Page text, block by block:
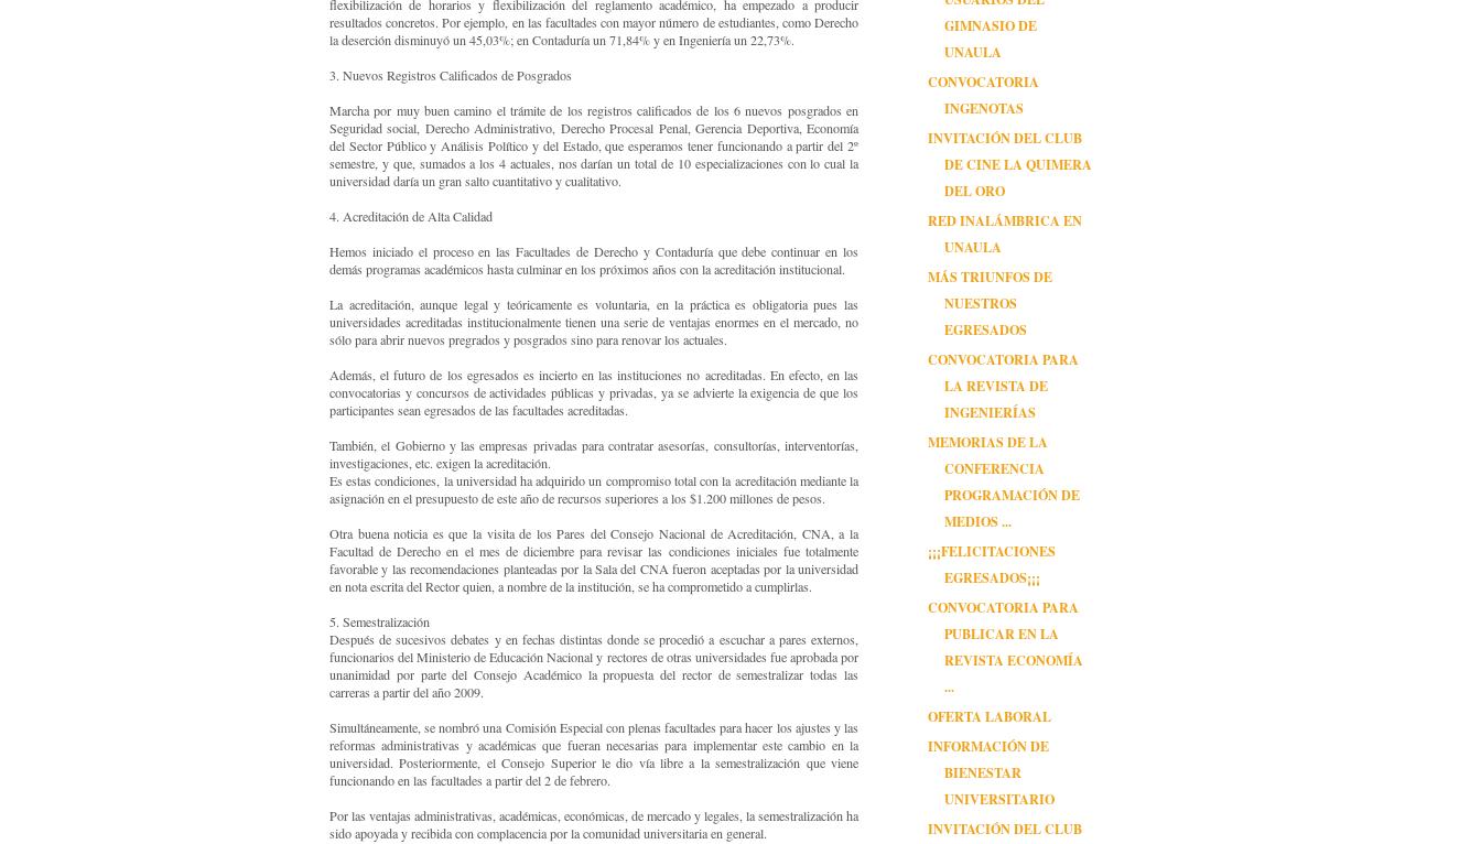
flexibilización de horarios y flexibilización del reglamento académico, ha empezado a producir
resultados concretos. Por ejemplo, en las facultades con mayor número de estudiantes, como Derecho
la deserción disminuyó un 45,03%; en Contaduría un 71,84% y en Ingeniería un 22,73%.
3. Nuevos Registros Calificados de Posgrados
Marcha por muy buen camino el trámite de los registros calificados de los 6 nuevos posgrados en
Seguridad social, Derecho Administrativo, Derecho Procesal Penal, Gerencia Deportiva, Economía
del Sector Público y Análisis Político y del Estado, que esperamos tener funcionando a partir del 2º
semestre, y que, sumados a los 4 actuales, nos darían un total de 10 especializaciones con lo cual la
universidad daría un gran salto cuantitativo y cualitativo.
4. Acreditación de Alta Calidad
Hemos iniciado el proceso en las Facultades de Derecho y Contaduría que debe continuar en los
demás programas académicos hasta culminar en los próximos años con la acreditación institucional.
La acreditación, aunque legal y teóricamente es voluntaria, en la práctica es obligatoria pues las
universidades acreditadas institucionalmente tienen una serie de ventajas enormes en el mercado, no
sólo para abrir nuevos pregrados y posgrados sino para renovar los actuales.
Además, el futuro de los egresados es incierto en las instituciones no acreditadas. En efecto, en las
convocatorias y concursos de actividades públicas y privadas, ya se advierte la exigencia de que los
participantes sean egresados de las facultades acreditadas.
También, el Gobierno y las empresas privadas para contratar asesorías, consultorías, interventorías,
investigaciones, etc. exigen la acreditación.
Es estas condiciones, la universidad ha adquirido un compromiso total con la acreditación mediante la
asignación en el presupuesto de este año de recursos superiores a los $1.200 millones de pesos.
Otra buena noticia es que la visita de los Pares del Consejo Nacional de Acreditación, CNA, a la
Facultad de Derecho en el mes de diciembre para revisar las condiciones iniciales fue totalmente
favorable y las recomendaciones planteadas por la Sala del CNA fueron aceptadas por la universidad
en nota escrita del Rector quien, a nombre de la institución, se ha comprometido a cumplirlas.
5. Semestralización
Después de sucesivos debates y en fechas distintas donde se procedió a escuchar a pares externos,
funcionarios del Ministerio de Educación Nacional y rectores de otras universidades fue aprobada por
unanimidad por parte del Consejo Académico la propuesta del rector de semestralizar todas las
carreras a partir del año 2009.
Simultáneamente, se nombró una Comisión Especial con plenas facultades para hacer los ajustes y las
reformas administrativas y académicas que fueran necesarias para implementar este cambio en la
universidad. Posteriormente, el Consejo Superior le dio vía libre a la semestralización que viene
funcionando en las facultades a partir del 2 de febrero.
Por las ventajas administrativas, académicas, económicas, de mercado y legales, la semestralización ha
sido apoyada y recibida con complacencia por la comunidad universitaria en general.
GIMNASIO DE
UNAULA
CONVOCATORIA
INGENOTAS
INVITACIÓN DEL CLUB
DE CINE LA QUIMERA
DEL ORO
RED INALÁMBRICA EN
UNAULA
MÁS TRIUNFOS DE
NUESTROS
EGRESADOS
CONVOCATORIA PARA
LA REVISTA DE
INGENIERÍAS
MEMORIAS DE LA
CONFERENCIA
PROGRAMACIÓN DE
MEDIOS ...
¡¡¡FELICITACIONES
EGRESADOS¡¡¡
CONVOCATORIA PARA
PUBLICAR EN LA
REVISTA ECONOMÍA
...
OFERTA LABORAL
INFORMACIÓN DE
BIENESTAR
UNIVERSITARIO
INVITACIÓN DEL CLUB